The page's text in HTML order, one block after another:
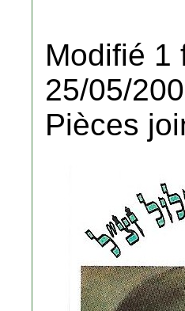
Modifié 1
25/05/
Pièces